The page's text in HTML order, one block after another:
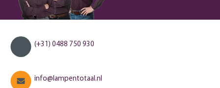
(+31) 0488 750 930
info@lampentotaal.nl